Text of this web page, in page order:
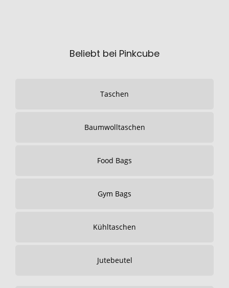
Beliebt bei Pinkcube
Taschen
Baumwolltaschen
Food Bags
Gym Bags
Kühltaschen
Jutebeutel